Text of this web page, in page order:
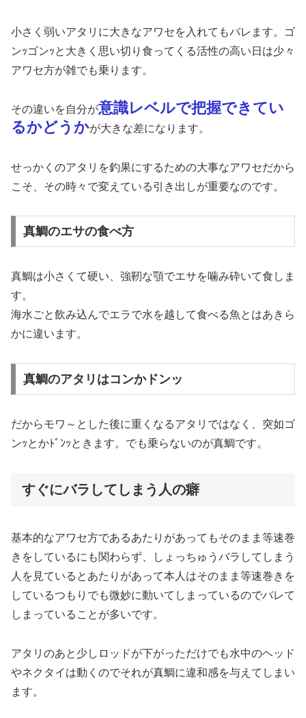
小さく弱いアタリに大きなアワセを入れてもバレます。ゴ
ンｯゴンｯと大きく思い切り食ってくる活性の高い日は少々
アワセ方が雑でも乗ります。
その違いを自分が意識レベルで把握できてい
るかどうかが大きな差になります。
せっかくのアタリを釣果にするための大事なアワセだから
こそ、その時々で変えている引き出しが重要なのです。
真鯛のエサの食べ方
真鯛は小さくて硬い、強靭な顎でエサを噛み砕いて食しま
す。
海水ごと飲み込んでエラで水を越して食べる魚とはあきら
かに違います。
真鯛のアタリはコンかドンッ
だからモワ～とした後に重くなるアタリではなく、突如ゴ
ンｯとかﾄﾞﾝｯときます。でも乗らないのが真鯛です。
すぐにバラしてしまう人の癖
基本的なアワセ方であるあたりがあってもそのまま等速巻
きをしているにも関わらず、しょっちゅうバラしてしまう
人を見ているとあたりがあって本人はそのまま等速巻きを
しているつもりでも微妙に動いてしまっているのでバレて
しまっていることが多いです。
アタリのあと少しロッドが下がっただけでも水中のヘッド
やネクタイは動くのでそれが真鯛に違和感を与えてしまい
ます。